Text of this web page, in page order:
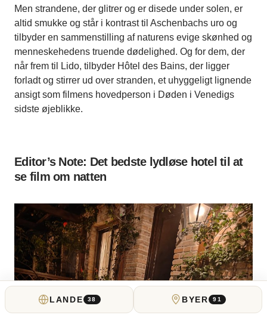
Men strandene, der glitrer og er disede under solen, er
altid smukke og står i kontrast til Aschenbachs uro og
tilbyder en sammenstilling af naturens evige skønhed og
menneskehedens truende dødelighed. Og for dem, der
når frem til Lido, tilbyder Hôtel des Bains, der ligger
forladt og stirrer ud over stranden, et uhyggeligt lignende
ansigt som filmens hovedperson i Døden i Venedigs
sidste øjeblikke.
Editor’s Note: Det bedste lydløse hotel til at
se film om natten
LANDE 38 BYER 91